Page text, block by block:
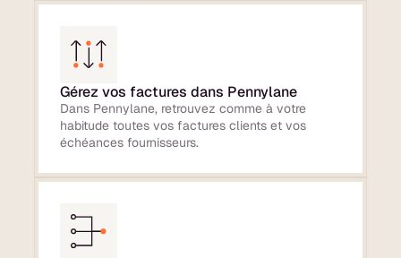
Gérez vos factures dans Pennylane
Dans Pennylane, retrouvez comme à votre
habitude toutes vos factures clients et vos
échéances fournisseurs.